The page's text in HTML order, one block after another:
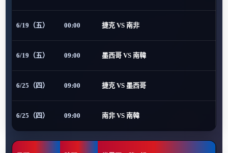
6/19（五） 00:00 捷克 VS 南非
6/19（五） 09:00 墨西哥 VS 南韓
6/25（四） 09:00 捷克 VS 墨西哥
6/25（四） 09:00 南非 VS 南韓